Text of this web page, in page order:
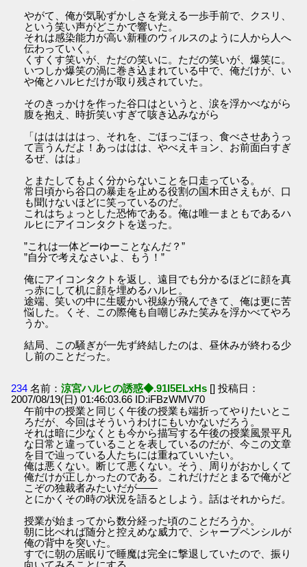
やがて、俺が気恥ずかしさを覚える一歩手前で、クスリ、
という笑い声がどこかで響いた。
それは感染能力が高い新種のウィルスのように人から人へ
伝わっていく。
くすくす笑いが、ただの笑いに。ただの笑いが、爆笑に。
いつしか爆笑の渦に巻き込まれている中で、俺だけが、い
や俺とハルヒだけが取り残されていた。
そのきっかけを作った谷口はというと、涙を浮かべながら
腹を抱え、時折笑いすぎて咳き込みながら
「はははははっ、それを、ごほっごほっ、食べさせあうっ
て言うんだよ！あっははは、やべえキョン、お前面白すぎ
るぜ、はは」
とまたしてもよく分からないことを口走っている。
常日頃から谷口の暴走を止める役割の国木田さえもが、口
も聞けないほどに笑っているのだ。
これはちょっとした恐怖である。俺は唯一まともであるハ
ルヒにアイコンタクトを送った。
”これは一体どーゆーことなんだ？”
”自分で考えなさいよ、もう！”
俺にアイコンタクトを返し、遠目でも分かるほどに顔を真
っ赤にして机に顔を埋めるハルヒ。
途端、笑いの中に生暖かい視線が飛んできて、俺は更に苦
悩した。くそ、この際俺も自嘲じみた笑みを浮かべてやろ
うか。
結局、この騒ぎが一先ず終結したのは、昼休みが終わる少
し前のことだった。
234 名前：涼宮ハルヒの誘惑◆.91I5ELxHs [] 投稿日：
2007/08/19(日) 01:46:03.66 ID:iFBzWMV70
午前中の授業と同じく午後の授業も端折ってやりたいとこ
ろだが、今回はそういうわけにもいかないだろう。
それは暗に少なくとも今から描写する午後の授業風景平凡
な日常と違っていることを表しているのだが、今この文章
を目で辿っている人たちには重ねていいたい。
俺は悪くない。断じて悪くない。そう、周りがおかしくて
俺だけが正しかったのである。これだけだとまるで俺がど
こぞの独裁者みたいだが――
とにかくその時の状況を語るとしよう。話はそれからだ。
授業が始まってから数分経った頃のことだろうか。
朝に比べれば随分と控えめな威力で、シャープペンシルが
俺の背中を突いた。
すでに朝の居眠りで睡魔は完全に撃退していたので、振り
向いてみることにする。